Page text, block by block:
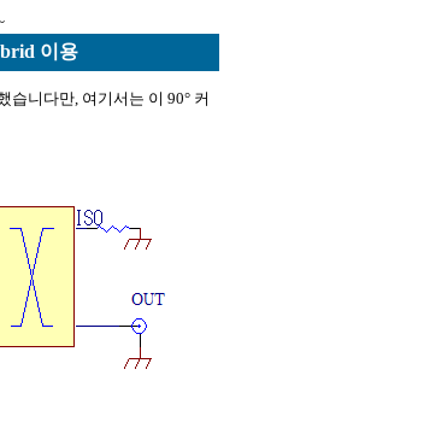
이용
습니다만, 여기서는 이 90° 커